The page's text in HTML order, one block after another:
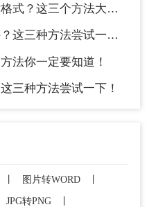
三个方法大家都在用！
三种方法尝试一下！
法你一定要知道！
三种方法尝试一下！
图片转WORD
JPG转PNG